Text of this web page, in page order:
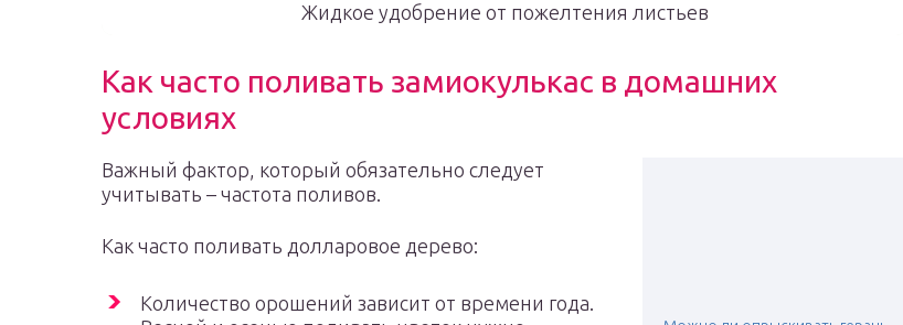
Жидкое удобрение от пожелтения листьев
Как часто поливать замиокулькас в домашних
условиях
Важный фактор, который обязательно следует
учитывать – частота поливов.
Как часто поливать долларовое дерево:
Количество орошений зависит от времени года.